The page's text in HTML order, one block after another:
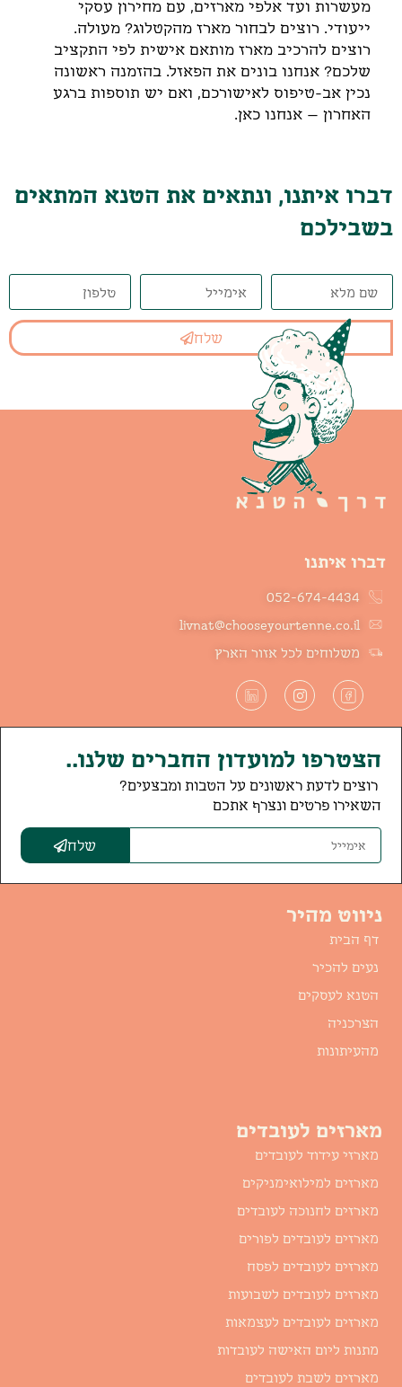
מעשרות ועד אלפי מארזים, עם מחירון עסקי
ייעודי. רוצים לבחור מארז מהקטלוג? מעולה.
רוצים להרכיב מארז מותאם אישית לפי התקציב
שלכם? אנחנו בונים את הפאזל. בהזמנה ראשונה
נכין אב-טיפוס לאישורכם, ואם יש תוספות ברגע
האחרון – אנחנו כאן.
דברו איתנו, ונתאים את הטנא המתאים
בשבילכם
שלח
דברו איתנו
052-674-4434
livnat@chooseyourtenne.co.il
משלוחים לכל אזור הארץ
הצטרפו למועדון החברים שלנו..
רוצים לדעת ראשונים על הטבות ומבצעים?
השאירו פרטים ונצרף אתכם
שלח
ניווט מהיר
דף הבית
נעים להכיר
הטנא לעסקים
הצרכניה
מהעיתונות
מארזים לעובדים
מארזי עידוד לעובדים
מארזים למילואימניקים
מארזים לחנוכה לעובדים
מארזים לעובדים לפורים
מארזים לעובדים לפסח
מארזים לעובדים לשבועות
מארזים לעובדים לעצמאות
מתנות ליום האישה לעובדות
מארזים לשבת לעובדים